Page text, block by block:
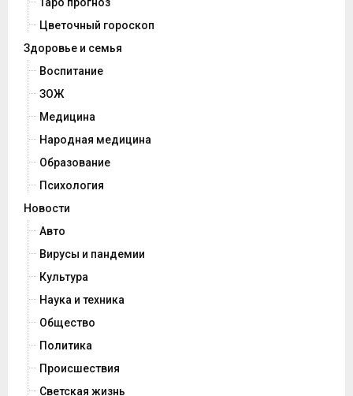
Цветочный гороскоп
Здоровье и семья
Воспитание
ЗОЖ
Медицина
Народная медицина
Образование
Психология
Новости
Авто
Вирусы и пандемии
Культура
Наука и техника
Общество
Политика
Происшествия
Светская жизнь